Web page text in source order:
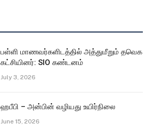
பள்ளி மாணவர்களிடத்தில் அத்துமீறும் தவெக
கட்சியினர்: SIO கண்டனம்
July 3, 2026
ஹபீபி – அன்பின் வழியது உயிர்நிலை
June 15, 2026